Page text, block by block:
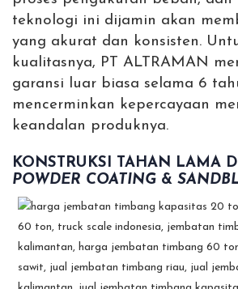
teknologi ini dijamin akan
yang akurat dan konsisten.
kualitasnya, PT ALTRAMAN
garansi luar biasa selama 6
mencerminkan kepercayaan
keandalan produknya.
KONSTRUKSI TAHAN LAMA
POWDER COATING &